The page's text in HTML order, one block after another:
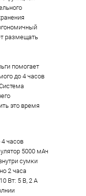
размещать
помогает
до 4 часов
это время
4 часов
5000 мАч
сумки
2 часа
Вт: 5 В, 2 А